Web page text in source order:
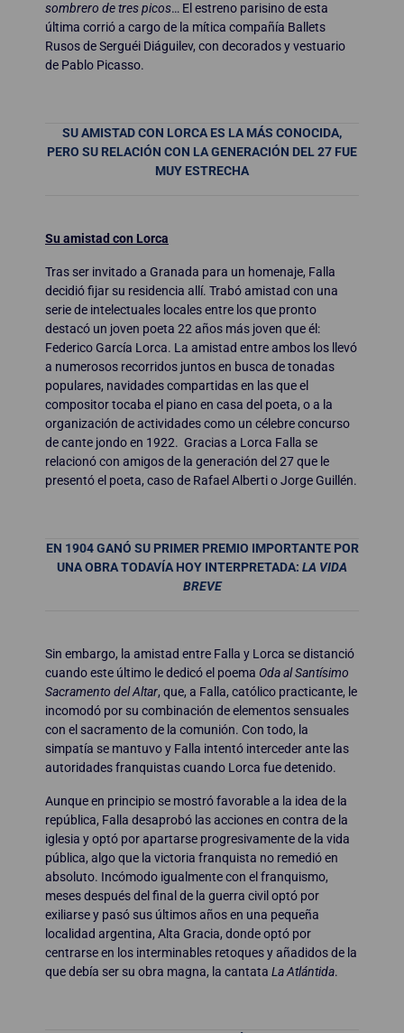
sombrero de tres picos… El estreno parisino de esta
última corrió a cargo de la mítica compañía Ballets
Rusos de Serguéi Diáguilev, con decorados y vestuario
de Pablo Picasso.
SU AMISTAD CON LORCA ES LA MÁS CONOCIDA,
PERO SU RELACIÓN CON LA GENERACIÓN DEL 27 FUE
MUY ESTRECHA
Su amistad con Lorca
Tras ser invitado a Granada para un homenaje, Falla
decidió fijar su residencia allí. Trabó amistad con una
serie de intelectuales locales entre los que pronto
destacó un joven poeta 22 años más joven que él:
Federico García Lorca. La amistad entre ambos los llevó
a numerosos recorridos juntos en busca de tonadas
populares, navidades compartidas en las que el
compositor tocaba el piano en casa del poeta, o a la
organización de actividades como un célebre concurso
de cante jondo en 1922. Gracias a Lorca Falla se
relacionó con amigos de la generación del 27 que le
presentó el poeta, caso de Rafael Alberti o Jorge Guillén.
EN 1904 GANÓ SU PRIMER PREMIO IMPORTANTE POR
UNA OBRA TODAVÍA HOY INTERPRETADA: LA VIDA
BREVE
Sin embargo, la amistad entre Falla y Lorca se distanció
cuando este último le dedicó el poema Oda al Santísimo
Sacramento del Altar, que, a Falla, católico practicante, le
incomodó por su combinación de elementos sensuales
con el sacramento de la comunión. Con todo, la
simpatía se mantuvo y Falla intentó interceder ante las
autoridades franquistas cuando Lorca fue detenido.
Aunque en principio se mostró favorable a la idea de la
república, Falla desaprobó las acciones en contra de la
iglesia y optó por apartarse progresivamente de la vida
pública, algo que la victoria franquista no remedió en
absoluto. Incómodo igualmente con el franquismo,
meses después del final de la guerra civil optó por
exiliarse y pasó sus últimos años en una pequeña
localidad argentina, Alta Gracia, donde optó por
centrarse en los interminables retoques y añadidos de la
que debía ser su obra magna, la cantata La Atlántida.